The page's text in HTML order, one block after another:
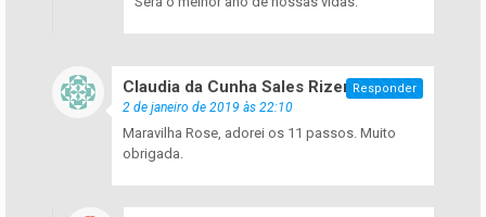
Claudia da Cunha Sales Rizerio disse:
2 de janeiro de 2019 às 22:10
Maravilha Rose, adorei os 11 passos. Muito
obrigada.
Responder